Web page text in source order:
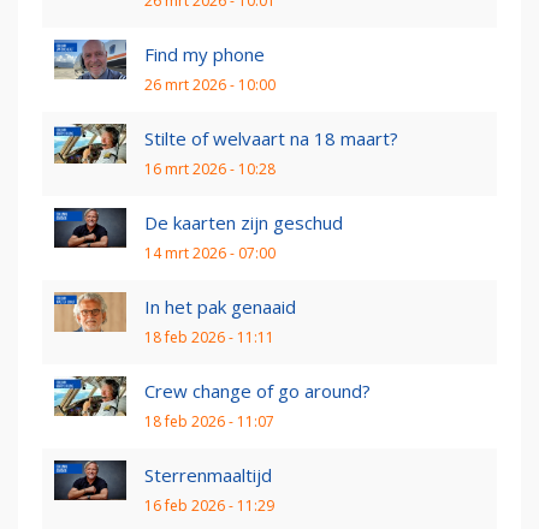
Find my phone
26 mrt 2026 - 10:00
Stilte of welvaart na 18 maart?
16 mrt 2026 - 10:28
De kaarten zijn geschud
14 mrt 2026 - 07:00
In het pak genaaid
18 feb 2026 - 11:11
Crew change of go around?
18 feb 2026 - 11:07
Sterrenmaaltijd
16 feb 2026 - 11:29